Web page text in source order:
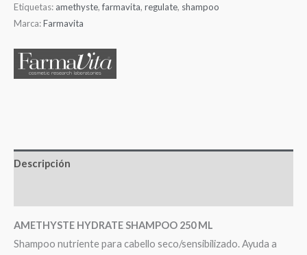
Etiquetas: amethyste,farmavita, regulate, shampoo
Marca:Farmavita
Descripción
AMETHYSTE HYDRATE SHAMPOO 250 ML
Shampoo nutriente para cabello seco/sensibilizado. Ayuda a